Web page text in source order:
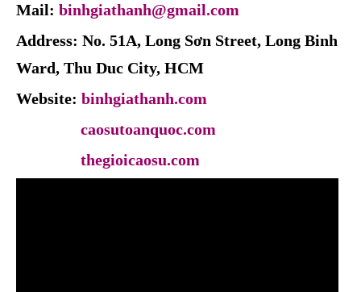
Mail: binhgiathanh@gmail.com
Address: No. 51A, Long Sơn Street, Long Binh
Ward, Thu Duc City, HCM
Website: binhgiathanh.com
caosutoanquoc.com
thegioicaosu.com